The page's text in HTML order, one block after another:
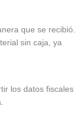
que se recibió.
sin caja, ya
los datos fiscales